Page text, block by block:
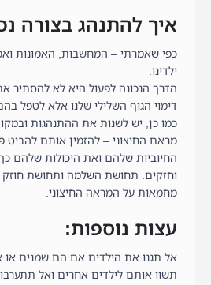
איך להתנהג בצורה
כפי שאמרתי – המחשבות, האמונות
ילדינו.
הדרך הנכונה לפעול היא לא להסתיר
דימוי הגוף השלילי שלנו אלא לטפל
כמו כן, יש לשנות את ההתנהגות
מראם החיצוני – להזמין אותם להביט
החיוביות שלהם ואת היכולות שלהם
וחזקים. תחושת השלמה ותחושת
מחמאות על המראה החיצוני.
עצות נוספות:
אל תגנו את הילדים אם הם שמנים
תשוו אותם לילדים אחרים ואל